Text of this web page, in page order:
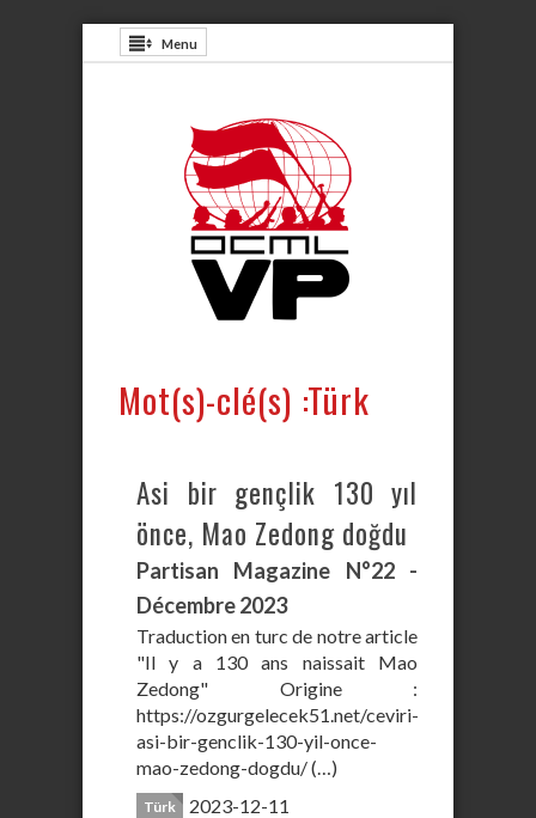
Menu
Mot(s)-clé(s) :Türk
Asi bir gençlik 130 yıl
önce, Mao Zedong doğdu
Partisan Magazine N°22 -
Décembre 2023
Traduction en turc de notre article
"Il y a 130 ans naissait Mao
Zedong" Origine :
https://ozgurgelecek51.net/ceviri-
asi-bir-genclik-130-yil-once-
mao-zedong-dogdu/ (…)
Türk 2023-12-11